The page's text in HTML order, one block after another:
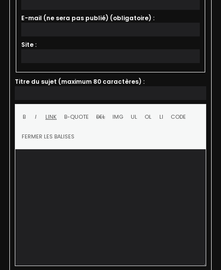
E-mail (ne sera pas publié) (obligatoire) :
Site :
Titre du sujet (maximum 80 caractères) :